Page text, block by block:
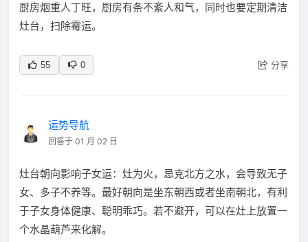
厨房烟重人丁旺，厨房有条不紊人和气，同时也要定期清洁
灶台，扫除霉运。
55 0 分享
运势导航
回答于 01 月 02 日
灶台朝向影响子女运：灶为火，忌克北方之水，会导致无子
女、多子不养等。最好朝向是坐东朝西或者坐南朝北，有利
于子女身体健康、聪明乖巧。若不避开，可以在灶上放置一
个水晶葫芦来化解。